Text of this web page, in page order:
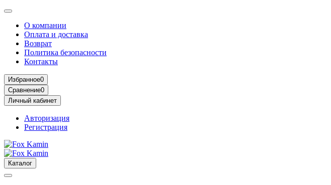
О компании
Оплата и доставка
Возврат
Политика безопасности
Контакты
Избранное0
Сравнение0
Личный кабинет
Авторизация
Регистрация
Каталог